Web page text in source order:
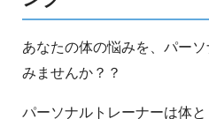
あなたの体の悩みを、パー
みませんか？？
パーソナルトレーナーは体